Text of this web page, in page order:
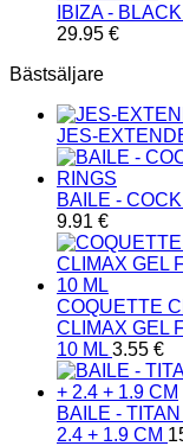
IBIZA -
29.95 €
Bästsäljare
JES-
BAILE -
9.91 €
COQUETTE
CLIMAX GEL
10 ML 3.55 €
BAILE -
2.4 + 1.9 CM